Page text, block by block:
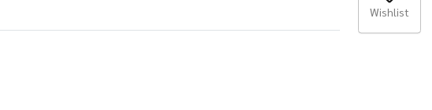
Wishlist